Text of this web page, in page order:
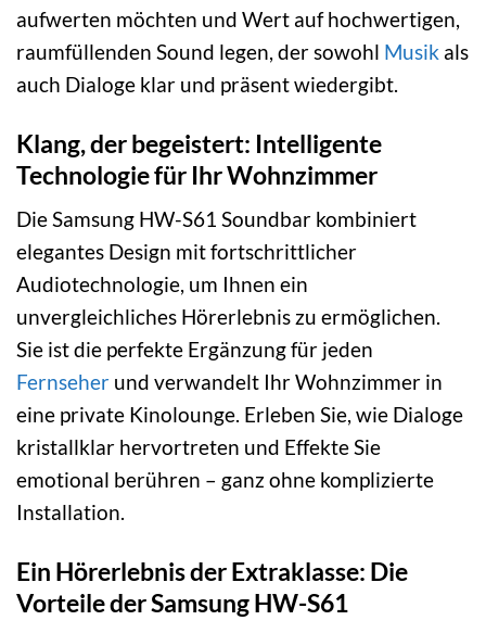
aufwerten möchten und Wert auf hochwertigen,
raumfüllenden Sound legen, der sowohl Musik als
auch Dialoge klar und präsent wiedergibt.
Klang, der begeistert: Intelligente
Technologie für Ihr Wohnzimmer
Die Samsung HW-S61 Soundbar kombiniert
elegantes Design mit fortschrittlicher
Audiotechnologie, um Ihnen ein
unvergleichliches Hörerlebnis zu ermöglichen.
Sie ist die perfekte Ergänzung für jeden
Fernseher und verwandelt Ihr Wohnzimmer in
eine private Kinolounge. Erleben Sie, wie Dialoge
kristallklar hervortreten und Effekte Sie
emotional berühren – ganz ohne komplizierte
Installation.
Ein Hörerlebnis der Extraklasse: Die
Vorteile der Samsung HW-S61